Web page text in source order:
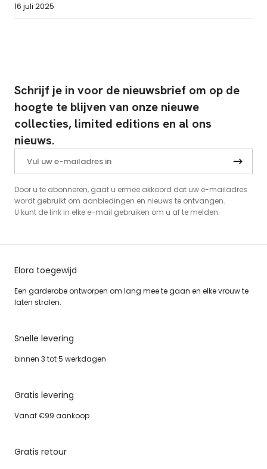
16 juli 2025
Schrijf je in voor de nieuwsbrief om op de
hoogte te blijven van onze nieuwe
collecties, limited editions en al ons
nieuws.
Door u te abonneren, gaat u ermee akkoord dat uw e-mailadres
wordt gebruikt om aanbiedingen en nieuws te ontvangen.
U kunt de link in elke e-mail gebruiken om u af te melden.
Elora toegewijd
Een garderobe ontworpen om lang mee te gaan en elke vrouw te
laten stralen.
Snelle levering
binnen 3 tot 5 werkdagen
Gratis levering
Vanaf €99 aankoop
Gratis retour